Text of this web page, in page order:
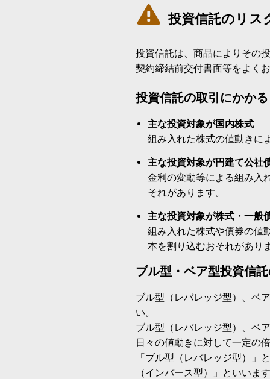
 投資信託のリス
投資信託は、商品によりその
契約締結前交付書面等をよく
投資信託の取引にかか
主な投資対象が国内株式
組み入れた株式の値動きに
主な投資対象が円建て公社
金利の変動等による組み入
それがあります。
主な投資対象が株式・一般
組み入れた株式や債券の値
本を割り込むおそれがあり
ブル型・ベア型投資信
ブル型（レバレッジ型）、ベ
い。
ブル型（レバレッジ型）、ベ
日々の値動きに対して一定の
「ブル型（レバレッジ型）」
（インバース型）」といいま